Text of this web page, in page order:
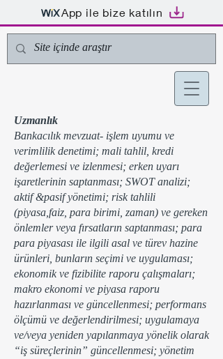
App ile bize katılın
Uzmanlık
Bankacılık mevzuat- işlem uyumu ve
verimlilik denetimi; mali tahlil, kredi
değerlemesi ve izlenmesi; erken uyarı
işaretlerinin saptanması; SWOT analizi;
aktif &pasif yönetimi; risk tahlili
(piyasa,faiz, para birimi, zaman) ve gereken
önlemler veya fırsatların saptanması; para
para piyasası ile ilgili asal ve türev hazine
ürünleri, bunların seçimi ve uygulaması;
ekonomik ve fizibilite raporu çalışmaları;
makro ekonomi ve piyasa raporu
hazırlanması ve güncellenmesi; performans
ölçümü ve değerlendirilmesi; uygulamaya
ve/veya yeniden yapılanmaya yönelik olarak
“iş süreçlerinin” güncellenmesi; yönetim